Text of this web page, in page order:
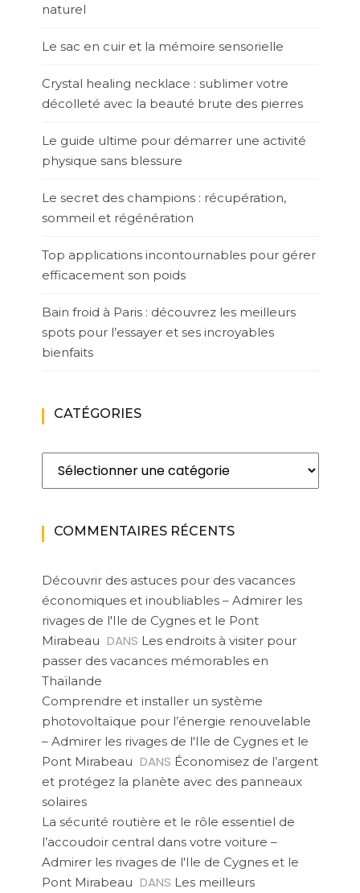
naturel
Le sac en cuir et la mémoire sensorielle
Crystal healing necklace : sublimer votre
décolleté avec la beauté brute des pierres
Le guide ultime pour démarrer une activité
physique sans blessure
Le secret des champions : récupération,
sommeil et régénération
Top applications incontournables pour gérer
efficacement son poids
Bain froid à Paris : découvrez les meilleurs
spots pour l’essayer et ses incroyables
bienfaits
CATÉGORIES
Catégories
COMMENTAIRES RÉCENTS
Découvrir des astuces pour des vacances
économiques et inoubliables – Admirer les
rivages de l'Ile de Cygnes et le Pont
Mirabeau DANS Les endroits à visiter pour
passer des vacances mémorables en
Thaïlande
Comprendre et installer un système
photovoltaïque pour l’énergie renouvelable
– Admirer les rivages de l'Ile de Cygnes et le
Pont Mirabeau DANS Économisez de l’argent
et protégez la planète avec des panneaux
solaires
La sécurité routière et le rôle essentiel de
l’accoudoir central dans votre voiture –
Admirer les rivages de l'Ile de Cygnes et le
Pont Mirabeau DANS Les meilleurs